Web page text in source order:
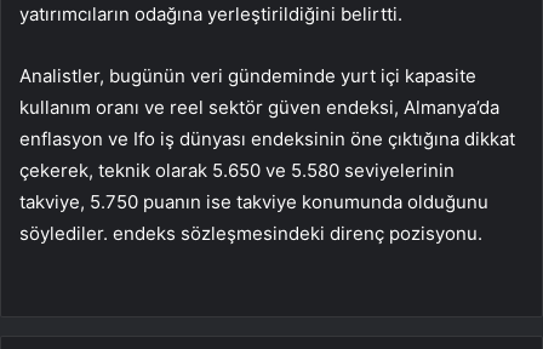
yatırımcıların odağına yerleştirildiğini belirtti.
Analistler, bugünün veri gündeminde yurt içi kapasite
kullanım oranı ve reel sektör güven endeksi, Almanya’da
enflasyon ve Ifo iş dünyası endeksinin öne çıktığına dikkat
çekerek, teknik olarak 5.650 ve 5.580 seviyelerinin
takviye, 5.750 puanın ise takviye konumunda olduğunu
söylediler. endeks sözleşmesindeki direnç pozisyonu.